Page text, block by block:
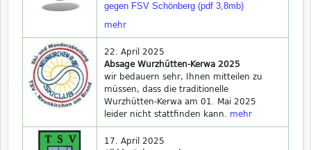
gegen FSV Schönberg (pdf 3,8mb)
mehr
22. April 2025
Absage Wurzhütten-Kerwa 2025
wir bedauern sehr, Ihnen mitteilen zu
müssen, dass die traditionelle
Wurzhütten-Kerwa am 01. Mai 2025
leider nicht stattfinden kann. mehr
17. April 2025